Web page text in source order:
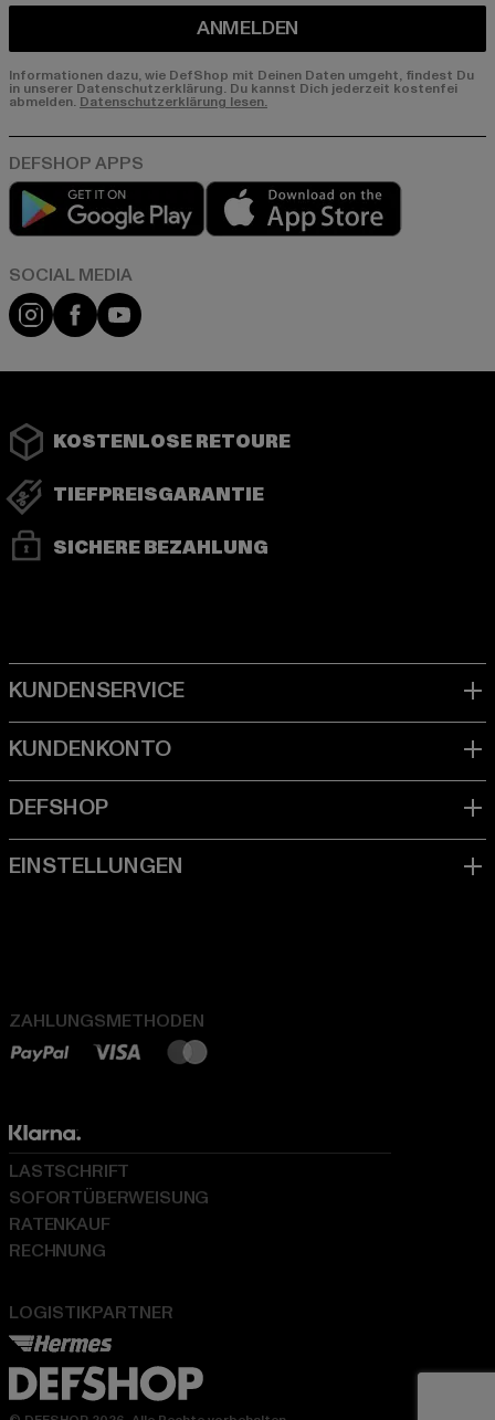
ANMELDEN
Informationen dazu, wie DefShop mit Deinen Daten umgeht, findest Du
in unserer Datenschutzerklärung. Du kannst Dich jederzeit kostenfei
abmelden. Datenschutzerklärung lesen.
Play market
Instagram
FacebookYouTube
KOSTENLOSE RETOURE
TIEFPREISGARANTIE
SICHERE BEZAHLUNG
ZAHLUNGSMETHODEN
LOGISTIKPARTNER
LASTSCHRIFT
SOFORTÜBERWEISUNG
RATENKAUF
RECHNUNG